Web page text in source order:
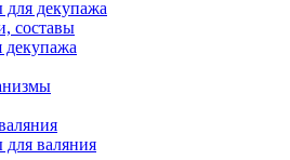
декупажа
составы
декупажа
валяния